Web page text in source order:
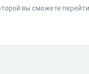
вы сможете перейти